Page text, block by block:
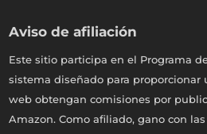
Aviso de afiliación
Este sitio participa en el Programa
sistema diseñado para proporcionar
web obtengan comisiones por
Amazon. Como afiliado, gano con